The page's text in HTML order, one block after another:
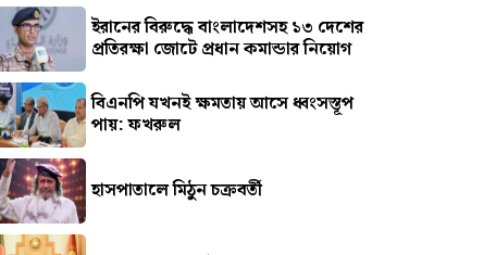
ইরানের বিরুদ্ধে বাংলাদেশসহ ১৩ দেশের
প্রতিরক্ষা জোটে প্রধান কমান্ডার নিয়োগ
বিএনপি যখনই ক্ষমতায় আসে ধ্বংসস্তূপ
পায়: ফখরুল
হাসপাতালে মিঠুন চক্রবর্তী